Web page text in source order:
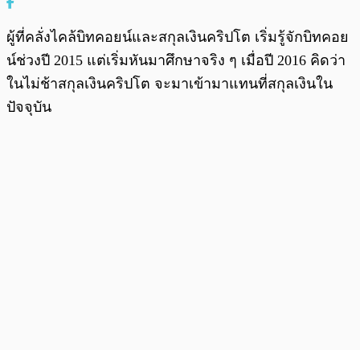
ผู้ที่คลั่งไคล้บิทคอยน์และสกุลเงินคริปโต เริ่มรู้จักบิทคอย
น์ช่วงปี 2015 แต่เริ่มหันมาศึกษาจริง ๆ เมื่อปี 2016 คิดว่า
ในไม่ช้าสกุลเงินคริปโต จะมาเข้ามาแทนที่สกุลเงินใน
ปัจจุบัน